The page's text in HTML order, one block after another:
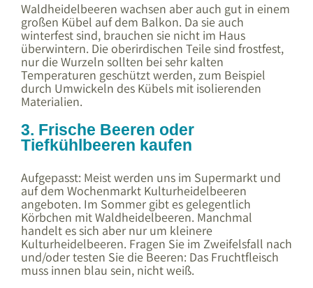
Waldheidelbeeren wachsen aber auch gut in einem
großen Kübel auf dem Balkon. Da sie auch
winterfest sind, brauchen sie nicht im Haus
überwintern. Die oberirdischen Teile sind frostfest,
nur die Wurzeln sollten bei sehr kalten
Temperaturen geschützt werden, zum Beispiel
durch Umwickeln des Kübels mit isolierenden
Materialien.
3. Frische Beeren oder
Tiefkühlbeeren kaufen
Aufgepasst: Meist werden uns im Supermarkt und
auf dem Wochenmarkt Kulturheidelbeeren
angeboten. Im Sommer gibt es gelegentlich
Körbchen mit Waldheidelbeeren. Manchmal
handelt es sich aber nur um kleinere
Kulturheidelbeeren. Fragen Sie im Zweifelsfall nach
und/oder testen Sie die Beeren: Das Fruchtfleisch
muss innen blau sein, nicht weiß.